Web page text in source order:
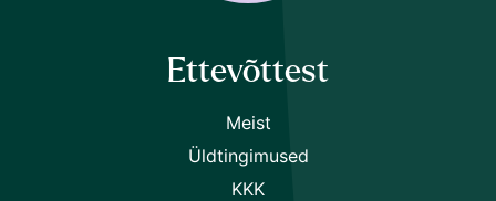
Ettevõttest
Meist
Üldtingimused
KKK